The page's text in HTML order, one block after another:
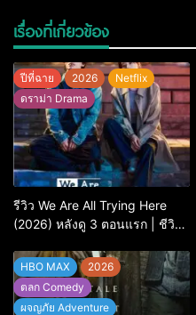
เรื่องที่เกี่ยวข้อง
ปีที่ฉาย 2026
Netflix
ดราม่า Drama
รีวิว We Are All Trying Here
(2026) หลังดู 3 ตอนแรก | ชีวิต
ไม่ถึงไหน
HBO MAX
2026
ตลก Comedy
ผจญภัย Adventure